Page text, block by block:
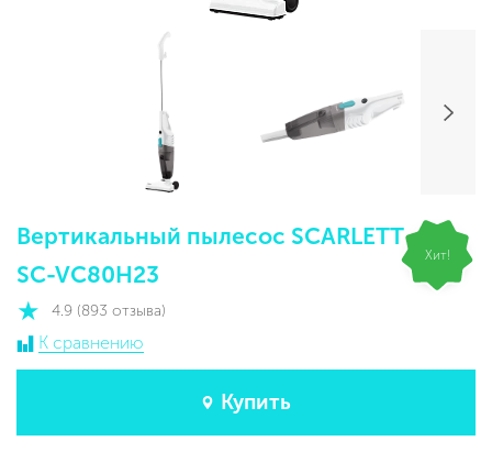
Вертикальный пылесос SCARLETT
SC-VC80H23
4.9 (893 отзыва)
К сравнению
Купить
Хит!